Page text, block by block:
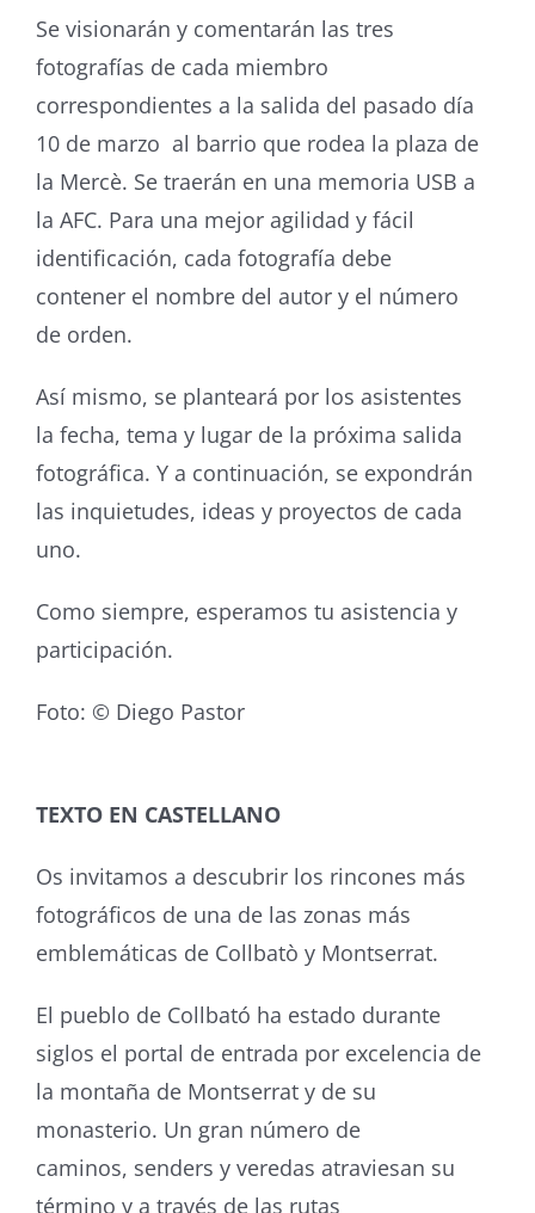
Se visionarán y comentarán las tres
fotografías de cada miembro
correspondientes a la salida del pasado día
10 de marzo al barrio que rodea la plaza de
la Mercè. Se traerán en una memoria USB a
la AFC. Para una mejor agilidad y fácil
identificación, cada fotografía debe
contener el nombre del autor y el número
de orden.
Así mismo, se planteará por los asistentes
la fecha, tema y lugar de la próxima salida
fotográfica. Y a continuación, se expondrán
las inquietudes, ideas y proyectos de cada
uno.
Como siempre, esperamos tu asistencia y
participación.
Foto: © Diego Pastor
TEXTO EN CASTELLANO
Os invitamos a descubrir los rincones más
fotográficos de una de las zonas más
emblemáticas de Collbatò y Montserrat.
El pueblo de Collbató ha estado durante
siglos el portal de entrada por excelencia de
la montaña de Montserrat y de su
monasterio. Un gran número de
caminos, senders y veredas atraviesan su
término y a través de las rutas